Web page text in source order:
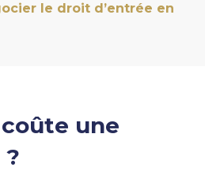
le droit d’entrée en
une